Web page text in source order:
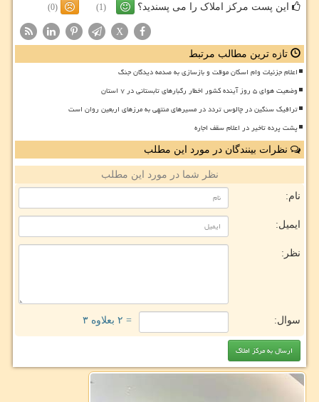
این پست مرکز املاک را می پسندید؟ (1)
(0)
X
تازه ترین مطالب مرتبط
اعلام جزئیات وام اسکان موقت و بازسازی به صدمه دیدگان جنگ
وضعیت هوای ۵ روز آینده کشور اخطار رگبارهای تابستانی در ۷ استان
ترافیک سنگین در چالوس تردد در مسیرهای منتهی به مرزهای اربعین روان است
پشت پرده تاخیر در اعلام سقف اجاره
نظرات بینندگان در مورد این مطلب
نظر شما در مورد این مطلب
نام:
ایمیل:
نظر:
سوال: = ۲ بعلاوه ۳